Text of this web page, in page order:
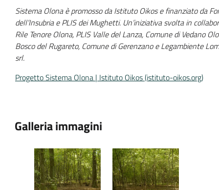
Sistema Olona è promosso da Istituto Oikos e finanziato da
dell’Insubria e PLIS dei Mughetti. Un’iniziativa svolta in
Rile Tenore Olona, PLIS Valle del Lanza, Comune di Vedano
Bosco del Rugareto, Comune di Gerenzano e Legambiente
srl.
Progetto Sistema Olona | Istituto Oikos (istituto-oikos.org)
Galleria immagini